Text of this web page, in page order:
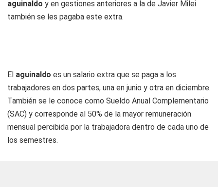
aguinaldo y en gestiones anteriores a la de Javier Milei
también se les pagaba este extra.
El aguinaldo es un salario extra que se paga a los
trabajadores en dos partes, una en junio y otra en diciembre.
También se le conoce como Sueldo Anual Complementario
(SAC) y corresponde al 50% de la mayor remuneración
mensual percibida por la trabajadora dentro de cada uno de
los semestres.